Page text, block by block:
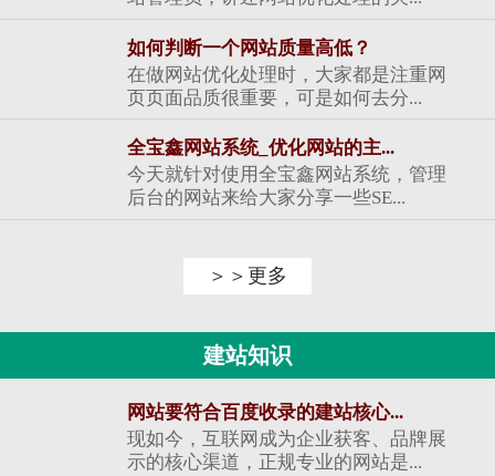
如何判断一个网站质量高低？
在做网站优化处理时，大家都是注重网
页页面品质很重要，可是如何去分...
全宝鑫网站系统_优化网站的主...
今天就针对使用全宝鑫网站系统，管理
后台的网站来给大家分享一些SE...
＞＞更多
建站知识
网站要符合百度收录的建站核心...
现如今，互联网成为企业获客、品牌展
示的核心渠道，正规专业的网站是...